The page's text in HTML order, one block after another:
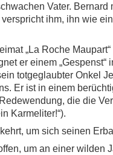
Vater. Bernard
ihm, ihn wie
„La Roche
er einem „Gespenst“
totgeglaubter Onkel
Er ist in einem
die die
Karmeliter!“).
um sich seinen
um an einer wilden